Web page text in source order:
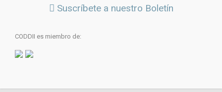
Suscríbete a nuestro Boletín
CODDII es miembro de: